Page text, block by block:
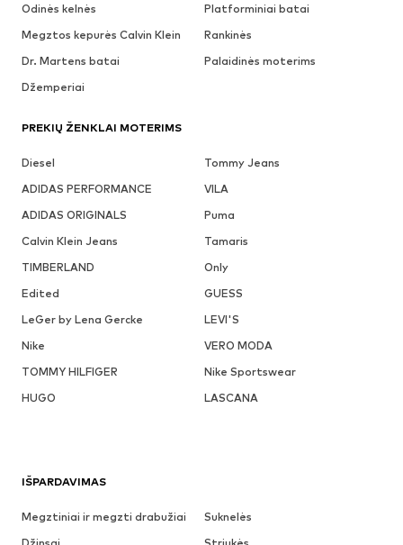
Odinės kelnės
Platforminiai batai
Megztos kepurės Calvin Klein
Rankinės
Dr. Martens batai
Palaidinės moterims
Džemperiai
PREKIŲ ŽENKLAI MOTERIMS
Diesel
Tommy Jeans
ADIDAS PERFORMANCE
VILA
ADIDAS ORIGINALS
Puma
Calvin Klein Jeans
Tamaris
TIMBERLAND
Only
Edited
GUESS
LeGer by Lena Gercke
LEVI'S
Nike
VERO MODA
TOMMY HILFIGER
Nike Sportswear
HUGO
LASCANA
IŠPARDAVIMAS
Megztiniai ir megzti drabužiai
Suknelės